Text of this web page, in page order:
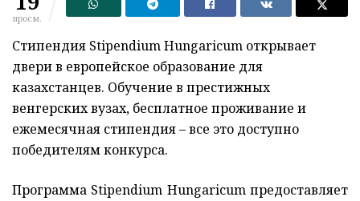
просм.
Стипендия Stipendium Hungaricum открывает
двери в европейское образование для
казахстанцев. Обучение в престижных
венгерских вузах, бесплатное проживание и
ежемесячная стипендия – все это доступно
победителям конкурса.
Программа Stipendium Hungaricum предоставляет